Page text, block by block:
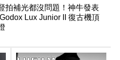
拍補光都沒問題！神牛發表
Lux Junior II 復古機頂